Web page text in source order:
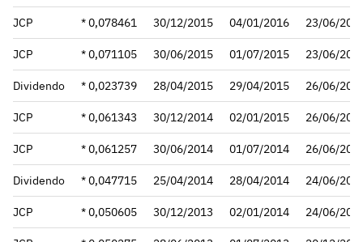
JCP * 0,078461 30/12/2015 04/01/2016 23/06/
JCP * 0,071105 30/06/2015 01/07/2015 23/06/
Dividendo * 0,023739 28/04/2015 29/04/2015 26/06/
JCP * 0,061343 30/12/2014 02/01/2015 26/06/
JCP * 0,061257 30/06/2014 01/07/2014 26/06/
Dividendo * 0,047715 25/04/2014 28/04/2014 24/06/
JCP * 0,050605 30/12/2013 02/01/2014 24/06/